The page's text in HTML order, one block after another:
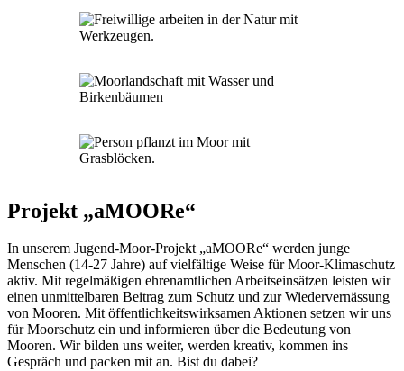
Projekt „aMOORe“
In unserem Jugend-Moor-Projekt „aMOORe“ werden junge
Menschen (14-27 Jahre) auf vielfältige Weise für Moor-Klimaschutz
aktiv. Mit regelmäßigen ehrenamtlichen Arbeitseinsätzen leisten wir
einen unmittelbaren Beitrag zum Schutz und zur Wiedervernässung
von Mooren. Mit öffentlichkeitswirksamen Aktionen setzen wir uns
für Moorschutz ein und informieren über die Bedeutung von
Mooren. Wir bilden uns weiter, werden kreativ, kommen ins
Gespräch und packen mit an. Bist du dabei?